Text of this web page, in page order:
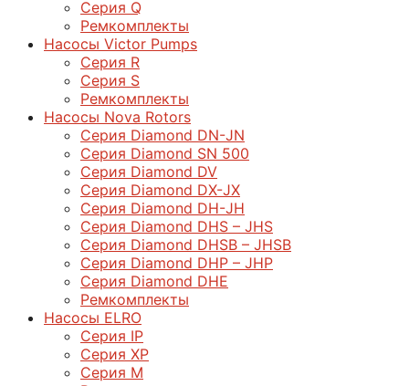
Серия Q
Ремкомплекты
Насосы Victor Pumps
Серия R
Серия S
Ремкомплекты
Насосы Nova Rotors
Серия Diamond DN-JN
Серия Diamond SN 500
Серия Diamond DV
Серия Diamond DX-JX
Серия Diamond DH-JH
Серия Diamond DHS – JHS
Серия Diamond DHSB – JHSB
Серия Diamond DHP – JHP
Серия Diamond DHE
Ремкомплекты
Насосы ELRO
Серия IP
Серия XP
Серия M